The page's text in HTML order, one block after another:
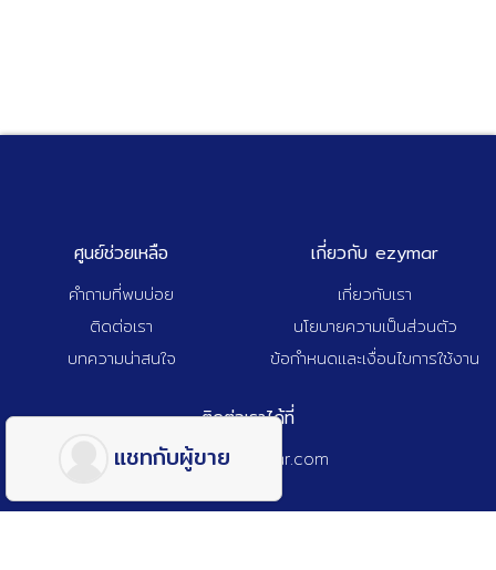
แชทกับผู้ขาย
ศูนย์ช่วยเหลือ
คำถามที่พบบ่อย
ติดต่อเรา
บทความน่าสนใจ
เกี่ยวกับ ezymar
เกี่ยวกับเรา
นโยบายความเป็นส่วนตัว
ข้อกำหนดและเงื่อนไขการใช้งาน
ติดต่อเราได้ที่
admin@ezymar.com